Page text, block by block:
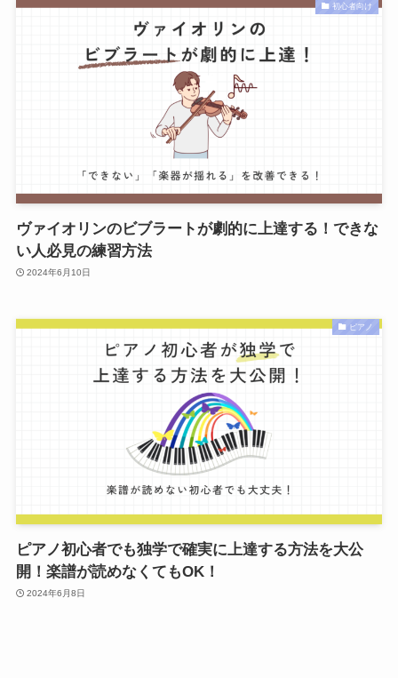
初心者向け
ヴァイオリンのビブラートが劇的に上達する！できな
い人必見の練習方法
2024年6月10日
ピアノ
ピアノ初心者でも独学で確実に上達する方法を大公
開！楽譜が読めなくてもOK！
2024年6月8日